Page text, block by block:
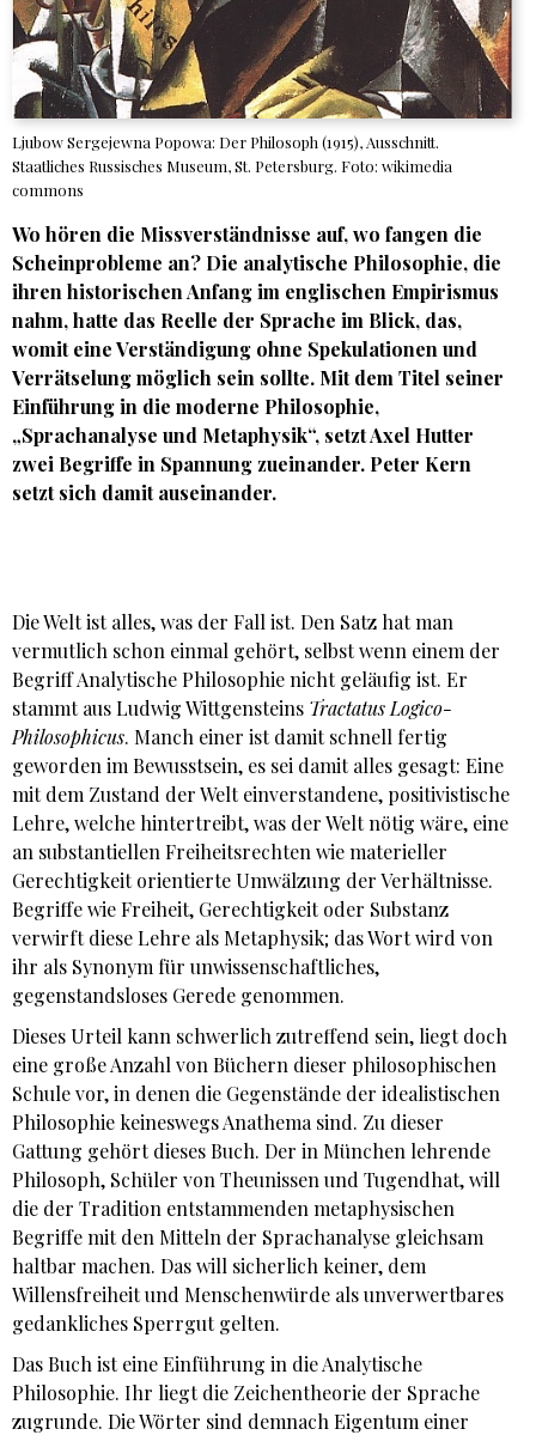
Ljubow Sergejewna Popowa: Der Philosoph (1915), Ausschnitt.
Staatliches Russisches Museum, St. Petersburg. Foto: wikimedia
commons
Wo hören die Missverständnisse auf, wo fangen die
Scheinprobleme an? Die analytische Philosophie, die
ihren historischen Anfang im englischen Empirismus
nahm, hatte das Reelle der Sprache im Blick, das,
womit eine Verständigung ohne Spekulationen und
Verrätselung möglich sein sollte. Mit dem Titel seiner
Einführung in die moderne Philosophie,
„Sprachanalyse und Metaphysik“, setztAxel Hutter
zwei Begriffe in Spannung zueinander. Peter Kern
setzt sich damit auseinander.
Die Welt ist alles, was der Fall ist. Den Satz hat man
vermutlich schon einmal gehört, selbst wenn einem der
Begriff Analytische Philosophie nicht geläufig ist. Er
stammt aus Ludwig Wittgensteins Tractatus Logico-
Philosophicus. Manch einer ist damit schnell fertig
geworden im Bewusstsein, es sei damit alles gesagt: Eine
mit dem Zustand der Welt einverstandene, positivistische
Lehre, welche hintertreibt, was der Welt nötig wäre, eine
an substantiellen Freiheitsrechten wie materieller
Gerechtigkeit orientierte Umwälzung der Verhältnisse.
Begriffe wie Freiheit, Gerechtigkeit oder Substanz
verwirft diese Lehre als Metaphysik; das Wort wird von
ihr als Synonym für unwissenschaftliches,
gegenstandsloses Gerede genommen.
Dieses Urteil kann schwerlich zutreffend sein, liegt doch
eine große Anzahl von Büchern dieser philosophischen
Schule vor, in denen die Gegenstände der idealistischen
Philosophie keineswegs Anathema sind. Zu dieser
Gattung gehört dieses Buch. Der in München lehrende
Philosoph, Schüler von Theunissen und Tugendhat, will
die der Tradition entstammenden metaphysischen
Begriffe mit den Mitteln der Sprachanalyse gleichsam
haltbar machen. Das will sicherlich keiner, dem
Willensfreiheit und Menschenwürde als unverwertbares
gedankliches Sperrgut gelten.
Das Buch ist eine Einführung in die Analytische
Philosophie. Ihr liegt die Zeichentheorie der Sprache
zugrunde. Die Wörter sind demnach Eigentum einer